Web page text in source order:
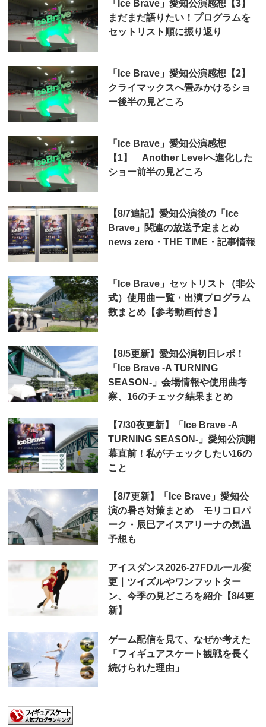
「Ice Brave」愛知公演感想【3】
まだまだ語りたい！プログラムを
セットリスト順に振り返り
「Ice Brave」愛知公演感想【2】
クライマックスへ畳みかけるショ
ー後半の見どころ
「Ice Brave」愛知公演感想
【1】 Another Levelへ進化した
ショー前半の見どころ
【8/7追記】愛知公演後の「Ice
Brave」関連の放送予定まとめ
news zero・THE TIME・記事情報
「Ice Brave」セットリスト（非公
式）使用曲一覧・出演プログラム
数まとめ【参考動画付き】
【8/5更新】愛知公演初日レポ！
「Ice Brave -A TURNING
SEASON-」会場情報や使用曲考
察、16のチェック結果まとめ
【7/30夜更新】「Ice Brave -A
TURNING SEASON-」愛知公演開
幕直前！私がチェックしたい16の
こと
【8/7更新】「Ice Brave」愛知公
演の暑さ対策まとめ モリコロパ
ーク・辰巳アイスアリーナの気温
予想も
アイスダンス2026-27FDルール変
更｜ツイズルやワンフットター
ン、今季の見どころを紹介【8/4更
新】
ゲーム配信を見て、なぜか考えた
「フィギュアスケート観戦を長く
続けられた理由」